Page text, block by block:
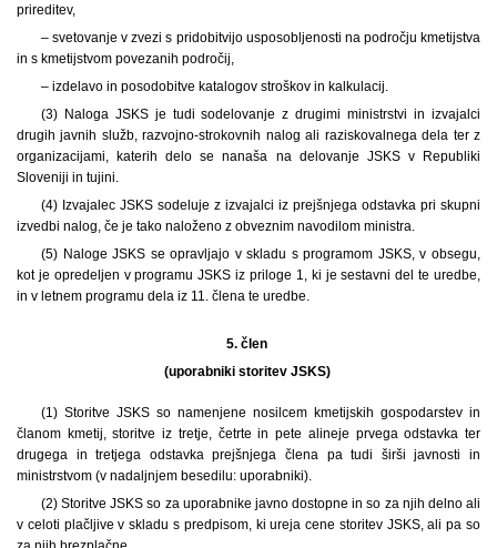
prireditev,
– svetovanje v zvezi s pridobitvijo usposobljenosti na področju kmetijstva
in s kmetijstvom povezanih področij,
– izdelavo in posodobitve katalogov stroškov in kalkulacij.
(3) Naloga JSKS je tudi sodelovanje z drugimi ministrstvi in izvajalci
drugih javnih služb, razvojno-strokovnih nalog ali raziskovalnega dela ter z
organizacijami, katerih delo se nanaša na delovanje JSKS v Republiki
Sloveniji in tujini.
(4) Izvajalec JSKS sodeluje z izvajalci iz prejšnjega odstavka pri skupni
izvedbi nalog, če je tako naloženo z obveznim navodilom ministra.
(5) Naloge JSKS se opravljajo v skladu s programom JSKS, v obsegu,
kot je opredeljen v programu JSKS iz priloge 1, ki je sestavni del te uredbe,
in v letnem programu dela iz 11. člena te uredbe.
5. člen
(uporabniki storitev JSKS)
(1) Storitve JSKS so namenjene nosilcem kmetijskih gospodarstev in
članom kmetij, storitve iz tretje, četrte in pete alineje prvega odstavka ter
drugega in tretjega odstavka prejšnjega člena pa tudi širši javnosti in
ministrstvom (v nadaljnjem besedilu: uporabniki).
(2) Storitve JSKS so za uporabnike javno dostopne in so za njih delno ali
v celoti plačljive v skladu s predpisom, ki ureja cene storitev JSKS, ali pa so